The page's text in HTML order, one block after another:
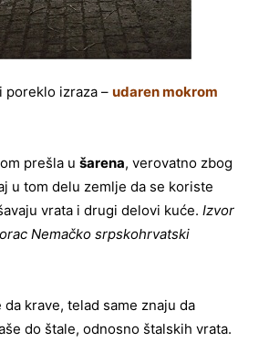
poreklo izraza – udaren mokrom
prešla u šarena, verovatno zbog
u tom delu zemlje da se koriste
vrata i drugi delovi kuće. Izvor
Nemačko srpskohrvatski
krave, telad same znaju da
do štale, odnosno štalskih vrata.